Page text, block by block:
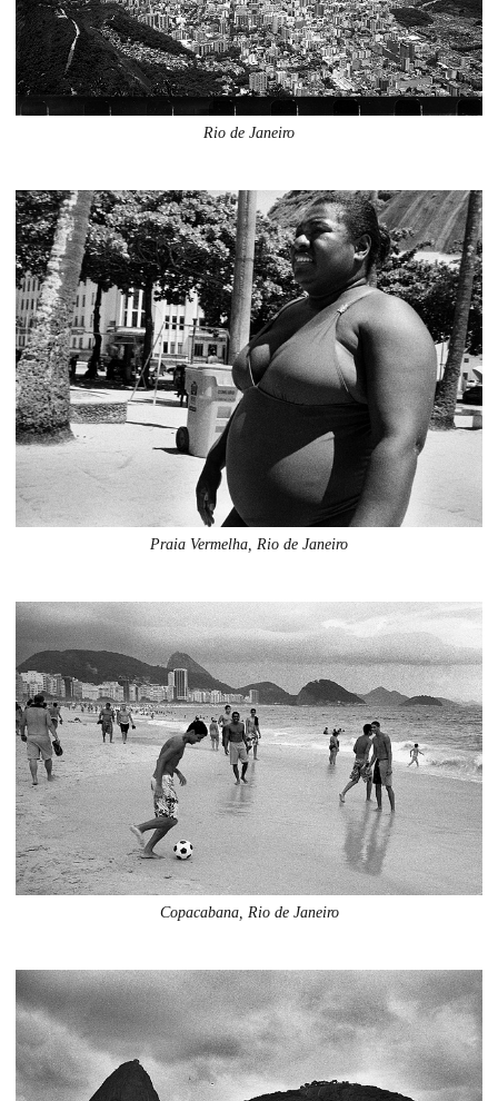
Rio de Janeiro
Praia Vermelha, Rio de Janeiro
Copacabana, Rio de Janeiro